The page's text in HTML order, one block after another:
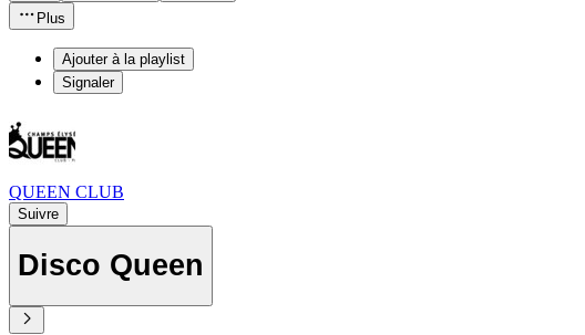
Plus
Ajouter à la playlist
Signaler
QUEEN CLUB
Suivre
Disco Queen